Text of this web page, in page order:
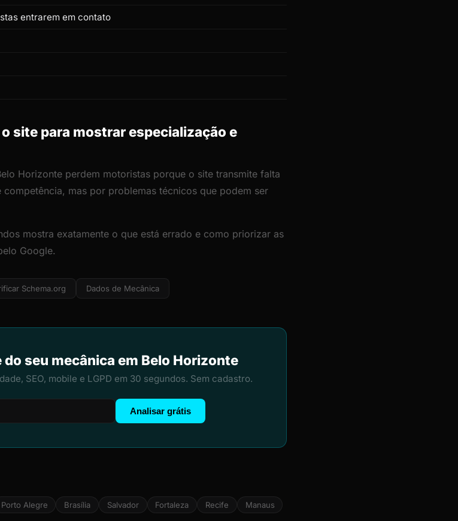
entrarem em contato
site para mostrar especialização e
Horizonte perdem motoristas porque o site transmite falta
mas por problemas técnicos que podem ser
mostra exatamente o que está errado e como priorizar as
Google.
Schema.org Dados de Mecânica
seu mecânica em Belo Horizonte
SEO, mobile e LGPD em 30 segundos. Sem cadastro.
Analisar grátis
Porto Alegre Brasília Salvador Fortaleza Recife
Manaus